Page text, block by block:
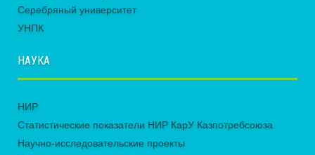
Серебряный университет
УНПК
НАУКА
НИР
Статистические показатели НИР КарУ Казпотребсоюза
Научно-исследовательские проекты